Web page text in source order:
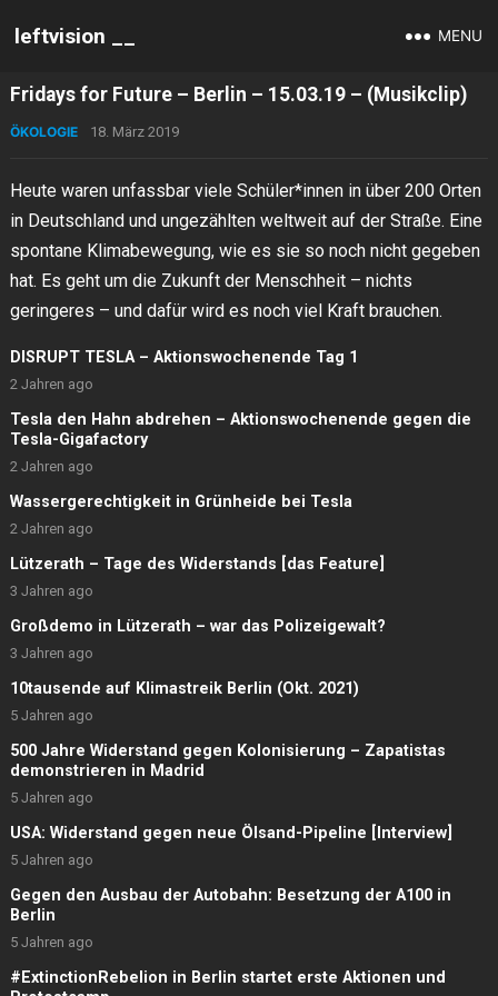
leftvision __ MENU
Fridays for Future – Berlin – 15.03.19 – (Musikclip)
ÖKOLOGIE 18. März 2019
Heute waren unfassbar viele Schüler*innen in über 200 Orten
in Deutschland und ungezählten weltweit auf der Straße. Eine
spontane Klimabewegung, wie es sie so noch nicht gegeben
hat. Es geht um die Zukunft der Menschheit – nichts
geringeres – und dafür wird es noch viel Kraft brauchen.
DISRUPT TESLA – Aktionswochenende Tag 1
2 Jahren ago
Tesla den Hahn abdrehen – Aktionswochenende gegen die
Tesla-Gigafactory
2 Jahren ago
Wassergerechtigkeit in Grünheide bei Tesla
2 Jahren ago
Lützerath – Tage des Widerstands [das Feature]
3 Jahren ago
Großdemo in Lützerath – war das Polizeigewalt?
3 Jahren ago
10tausende auf Klimastreik Berlin (Okt. 2021)
5 Jahren ago
500 Jahre Widerstand gegen Kolonisierung – Zapatistas
demonstrieren in Madrid
5 Jahren ago
USA: Widerstand gegen neue Ölsand-Pipeline [Interview]
5 Jahren ago
Gegen den Ausbau der Autobahn: Besetzung der A100 in
Berlin
5 Jahren ago
#ExtinctionRebelion in Berlin startet erste Aktionen und